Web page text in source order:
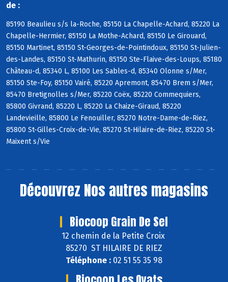
de :
85190 Beaulieu s/s la-Roche, 85150 La Chapelle-Achard, 85220 La
Chapelle-Hermier, 85150 La Mothe-Achard, 85150 Le Girouard,
85150 Martinet, 85150 St-Georges-de-Pointindoux, 85150 St-Julien-
des-Landes, 85150 St-Mathurin, 85150 Ste-Flaive-des-Loups, 85180
Château-d, 85340 L, 85100 Les Sables-d, 85340 Olonne s/Mer,
85150 Ste-Foy, 85150 Vairé, 85220 Apremont, 85470 Brem s/Mer,
85470 Bretignolles s/Mer, 85220 Coëx, 85220 Commequiers,
85800 Givrand, 85220 L, 85220 La Chaize-Giraud, 85220
Landevieille, 85800 Le Fenouiller, 85270 Notre-Dame-de-Riez,
85800 St-Gilles-Croix-de-Vie, 85270 St-Hilaire-de-Riez, 85220 St-
Maixent s/Vie
Découvrez Nos autres magasins
Biocoop Grain De Sel
12 chemin de la Petite Croix
85270 ST HILAIRE DE RIEZ
Téléphone : 02 51 55 35 98